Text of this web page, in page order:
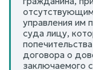
управления им
суда лицу,
договора о
заключаемого